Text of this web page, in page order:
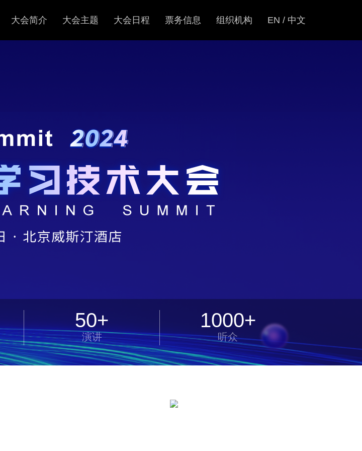
50+
演讲
1000+
听众
大会简介 大会主题 大会日程 票务信息 组织机构 EN / 中文